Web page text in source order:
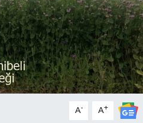
A- A+